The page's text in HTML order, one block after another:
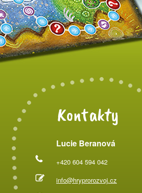
Kontakty
Lucie Beranová
+420 604 594 042
info@hryprorozvoj.cz